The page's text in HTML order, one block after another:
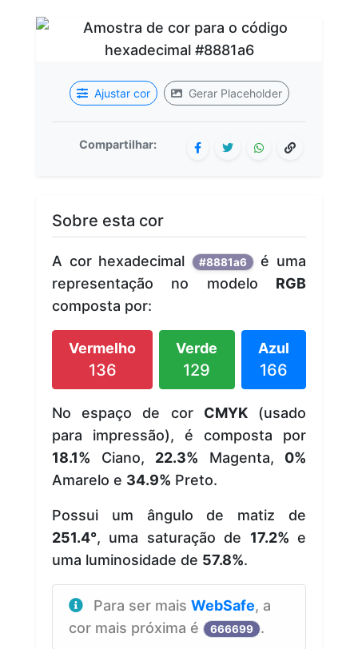
Ajustar cor Gerar Placeholder
Compartilhar:
Sobre esta cor
A cor hexadecimal #8881a6
é uma
representação no modelo RGB
composta por:
Vermelho
136
Verde
129
Azul
166
No espaço de cor CMYK(usado
para impressão), é composta por
18.1% Ciano, 22.3% Magenta, 0%
Amarelo e 34.9% Preto.
Possui um ângulo de matiz de
251.4°, uma saturação de 17.2% e
uma luminosidade de 57.8%.
Para ser mais WebSafe, a
cor mais próxima é
666699 .